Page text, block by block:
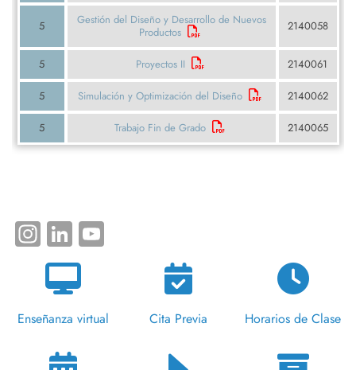
5
Gestión del Diseño y Desarrollo de Nuevos
Productos
2140058
5 Proyectos II 2140061
5 Simulación y Optimización del Diseño 2140062
5 Trabajo Fin de Grado 2140065
Instagram
LinkedIn
Enseñanza virtual Cita Previa Horarios de Clase